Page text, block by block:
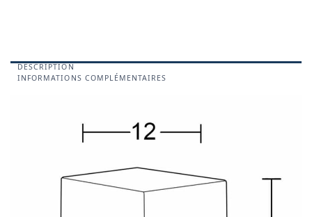
DESCRIPTION
INFORMATIONS COMPLÉMENTAIRES